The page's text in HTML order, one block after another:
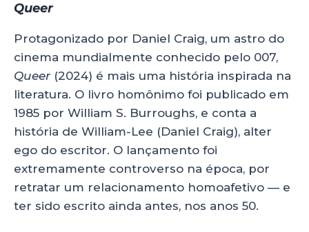
Queer
Protagonizado por Daniel Craig, um astro do
cinema mundialmente conhecido pelo 007,
Queer(2024) é mais uma história inspirada na
literatura. O livro homônimo foi publicado em
1985 por William S. Burroughs, e conta a
história de William-Lee (Daniel Craig), alter
ego do escritor. O lançamento foi
extremamente controverso na época, por
retratar um relacionamento homoafetivo — e
ter sido escrito ainda antes, nos anos 50.